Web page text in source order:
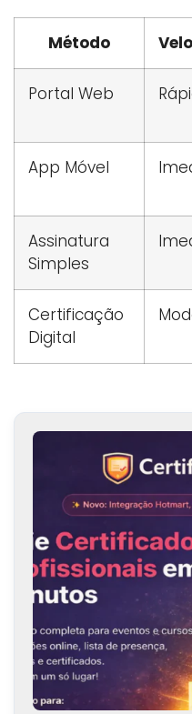
Método
Portal Web
App Móvel
Assinatura
Simples
Certificação
Digital